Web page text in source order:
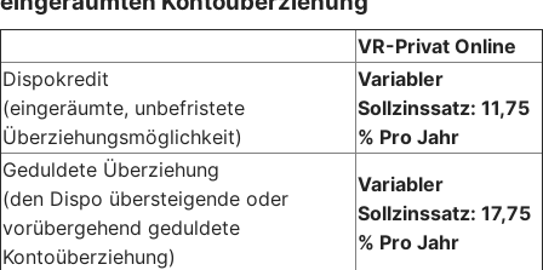
VR-Privat Online
Dispokredit
(eingeräumte, unbefristete
Überziehungsmöglichkeit)
Variabler
Sollzinssatz: 11,75
% Pro Jahr
Geduldete Überziehung
(den Dispo übersteigende oder
vorübergehend geduldete
Kontoüberziehung)
Variabler
Sollzinssatz: 17,75
% Pro Jahr